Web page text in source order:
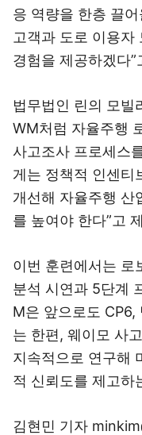
응 역량을 한층 끌
고객과 도로 이용자
경험을 제공하겠다”
법무법인 린의 모빌
WM처럼 자율주행
사고조사 프로세스
게는 정책적 인센티
개선해 자율주행 산
를 높여야 한다”고
이번 훈련에서는 로
분석 시연과 5단계
M은 앞으로도 CP6,
는 한편, 웨이모 사
지속적으로 연구해
적 신뢰도를 제고하
김현민 기자